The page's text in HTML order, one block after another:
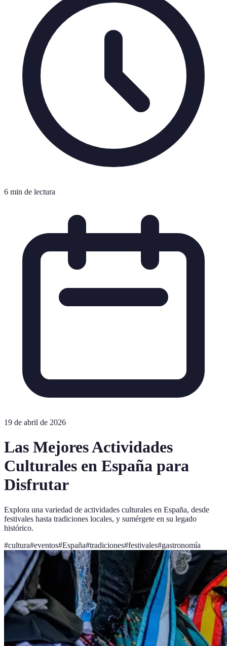
6 min de lectura
19 de abril de 2026
Las Mejores Actividades
Culturales en España para
Disfrutar
Explora una variedad de actividades culturales en España, desde
festivales hasta tradiciones locales, y sumérgete en su legado
histórico.
#cultura#eventos#España#tradiciones#festivales#gastronomía